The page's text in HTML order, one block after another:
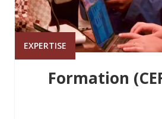
EXPERTISE
Formation